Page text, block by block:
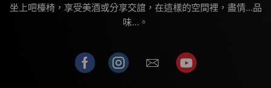
坐上吧檯椅，享受美酒或分享交誼，在這樣的空間裡，盡情…品
味…。